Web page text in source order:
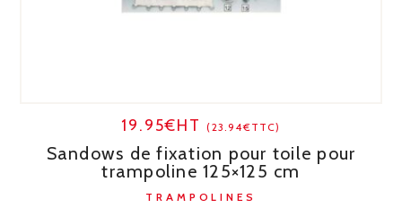
19.95€HT(23.94€TTC)
Sandows de fixation pour toile pour
trampoline 125×125 cm
TRAMPOLINES